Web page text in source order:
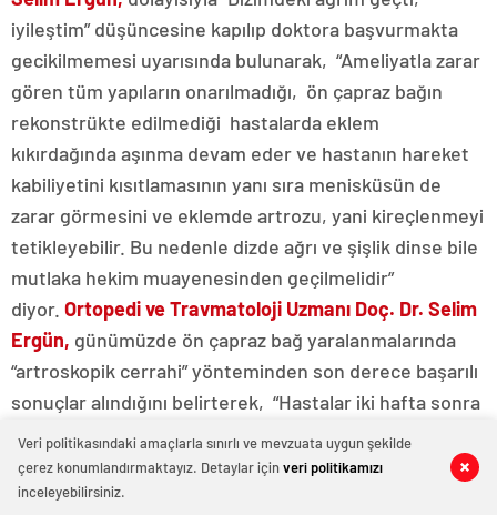
0 0
0 0
0 0
0 0
0 0
iyileştim” düşüncesine kapılıp doktora başvurmakta
gecikilmemesi uyarısında bulunarak, “Ameliyatla zarar
gören tüm yapıların onarılmadığı, ön çapraz bağın
rekonstrükte edilmediği hastalarda eklem
kıkırdağında aşınma devam eder ve hastanın hareket
kabiliyetini kısıtlamasının yanı sıra menisküsün de
zarar görmesini ve eklemde artrozu, yani kireçlenmeyi
tetikleyebilir. Bu nedenle dizde ağrı ve şişlik dinse bile
mutlaka hekim muayenesinden geçilmelidir”
diyor. Ortopedi ve Travmatoloji Uzmanı Doç. Dr. Selim
Ergün, günümüzde ön çapraz bağ yaralanmalarında
“artroskopik cerrahi” yönteminden son derece başarılı
sonuçlar alındığını belirterek, “Hastalar iki hafta sonra
değneksiz yürüyebilir, dizlerini bükerek oturabilirler.
Yeter ki doktora başvurulmakta gecikilmesin” diyor.
Veri politikasındaki amaçlarla sınırlı ve mevzuata uygun şekilde
çerez konumlandırmaktayız. Detaylar içinveri politikamızı
inceleyebilirsiniz.